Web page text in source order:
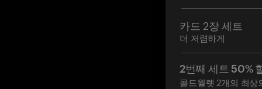
카드 2장 세트
더 저렴하게
2번째 세트 50%
콜드월렛 2개의 최상